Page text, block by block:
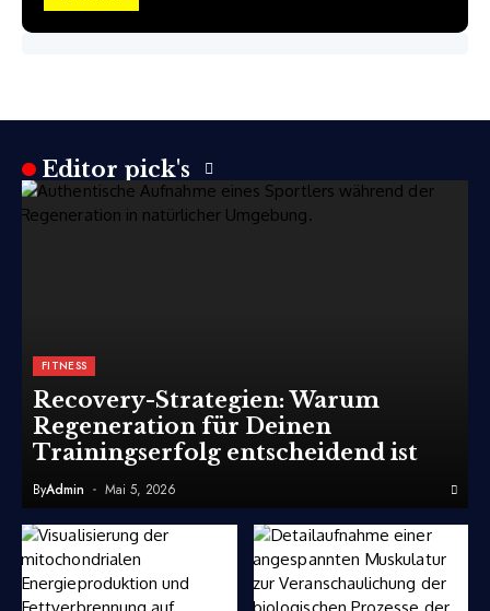
Editor pick's
FITNESS
Recovery-Strategien: Warum
Regeneration für Deinen
Trainingserfolg entscheidend ist
ByAdmin Mai 5, 2026